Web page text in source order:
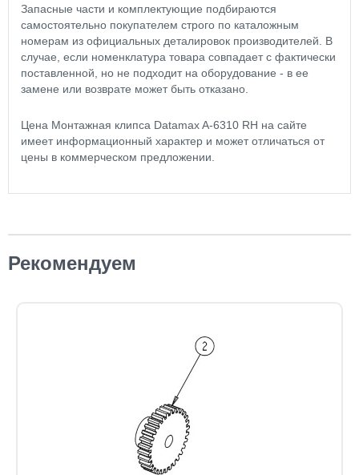
Запасные части и комплектующие подбираются
самостоятельно покупателем строго по каталожным
номерам из официальных деталировок производителей. В
случае, если номенклатура товара совпадает с фактически
поставленной, но не подходит на оборудование - в ее
замене или возврате может быть отказано.
Цена Монтажная клипса Datamax A-6310 RH на сайте
имеет информационный характер и может отличаться от
цены в коммерческом предложении.
Рекомендуем